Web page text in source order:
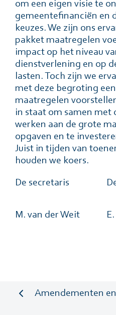
om een eigen visie te
gemeentefinanciën en
keuzes. We zijn ons
pakket maatregelen
impact op het niveau
dienstverlening en op
lasten. Toch zijn we
met deze begroting
maatregelen
in staat om samen met
werken aan de grote
opgaven en te
Juist in tijden van
houden we koers.
De secretaris
M. van der Weit
Amendementen